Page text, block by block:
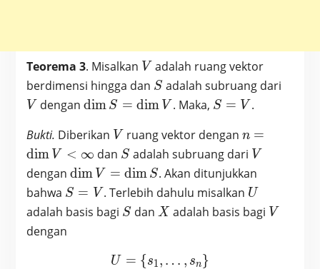
Teorema 3. Misalkan V
V adalah ruang vektor
berdimensi hingga dan S
Sadalah subruang dari
V dengan\dim
\dim
V
dim S = dim V . Maka, S
V
S = V .
Bukti. Diberikan V
V ruang vektor dengann =
\dim
\infty
n =
dim V < ∞ dan S
S adalah subruang dari V
V
dengan \dim
V =
\dim
S
dim V = dim S. Akan ditunjukkan
bahwa S=V
S = V . Terlebih dahulu misalkan U
U
adalah basis bagi S
Sdan X
X adalah basis bagi V
V
dengan
U=\{s_1, …, s_n\}
U = { s1, … , sn }